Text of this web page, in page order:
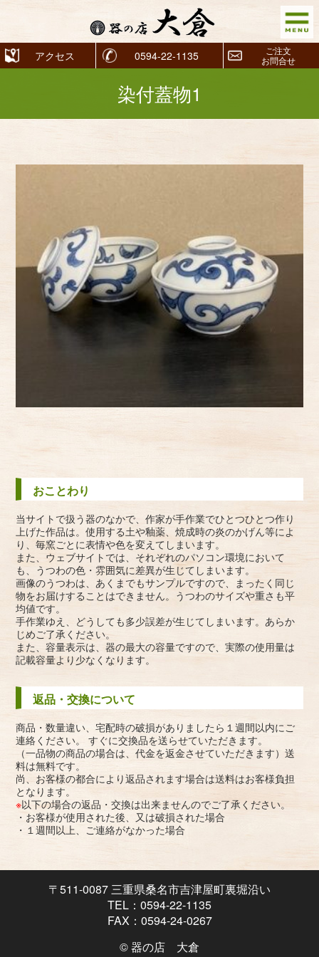
アクセス 0594-22-1135
ご注文
お問合せ
染付蓋物1
おことわり
当サイトで扱う器のなかで、作家が手作業でひとつひとつ作り
上げた作品は。使用する土や釉薬、焼成時の炎のかげん等によ
り、毎窯ごとに表情や色を変えてしまいます。
また、ウェブサイトでは、それぞれのパソコン環境において
も、うつわの色・雰囲気に差異が生じてしまいます。
画像のうつわは、あくまでもサンプルですので、まったく同じ
物をお届けすることはできません。うつわのサイズや重さも平
均値です。
手作業ゆえ、どうしても多少誤差が生じてしまいます。あらか
じめご了承ください。
また、容量表示は、器の最大の容量ですので、実際の使用量は
記載容量より少なくなります。
返品・交換について
商品・数量違い、宅配時の破損がありましたら１週間以内にご
連絡ください。 すぐに交換品を送らせていただきます。
（一品物の商品の場合は、代金を返金させていただきます）送
料は無料です。
尚、お客様の都合により返品されます場合は送料はお客様負担
となります。
※以下の場合の返品・交換は出来ませんのでご了承ください。
・お客様が使用された後、又は破損された場合
・１週間以上、ご連絡がなかった場合
〒511-0087 三重県桑名市吉津屋町裏堀沿い
TEL：0594-22-1135
FAX：0594-24-0267
© 器の店 大倉